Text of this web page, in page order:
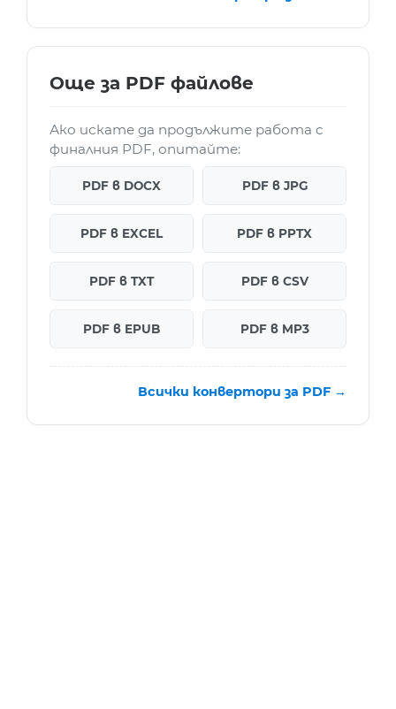
Още за PDF файлове
Ако искате да продължите работа с
финалния PDF, опитайте:
PDF в DOCX PDF в JPG
PDF в EXCEL PDF в PPTX
PDF в TXT PDF в CSV
PDF в EPUB PDF в MP3
Всички конвертори за PDF →